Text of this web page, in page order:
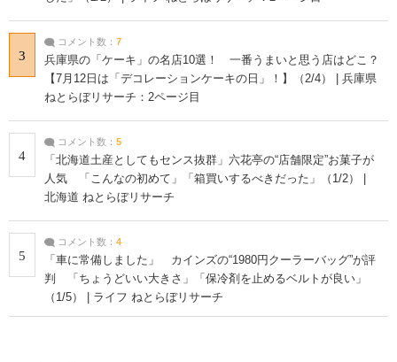
3
コメント数： 7
兵庫県の「ケーキ」の名店10選！ 一番うまいと思う店はどこ？
【7月12日は「デコレーションケーキの日」！】（2/4） | 兵庫県
ねとらぼリサーチ：2ページ目
4
コメント数： 5
「北海道土産としてもセンス抜群」六花亭の“店舗限定”お菓子が
人気 「こんなの初めて」「箱買いするべきだった」（1/2） |
北海道 ねとらぼリサーチ
5
コメント数： 4
「車に常備しました」 カインズの“1980円クーラーバッグ”が評
判 「ちょうどいい大きさ」「保冷剤を止めるベルトが良い」
（1/5） | ライフ ねとらぼリサーチ